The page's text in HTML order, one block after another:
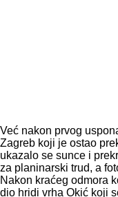
Već nakon prvog
Zagreb koji je ostao
ukazalo se sunce i
za planinarski trud, a
Nakon kraćeg odmora
dio hridi vrha Okić koji